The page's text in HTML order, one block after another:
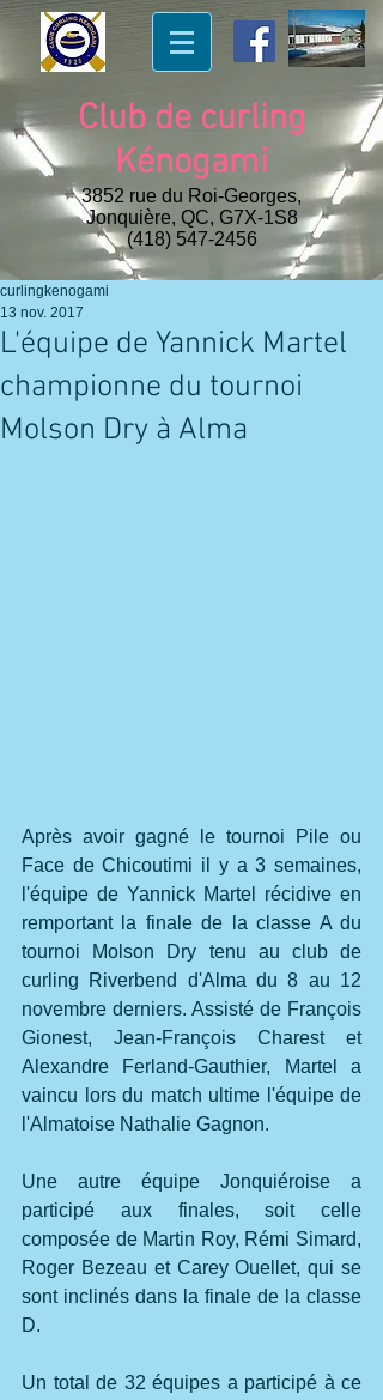
Club de curling
Kénogami
3852 rue du Roi-Georges,
Jonquière, QC, G7X-1S8
(418) 547-2456
L'équipe de Yannick Martel
championne du tournoi
Molson Dry à Alma
curlingkenogami
13 nov. 2017
Après avoir gagné le tournoi Pile ou
Face de Chicoutimi il y a 3 semaines,
l'équipe de Yannick Martel récidive en
remportant la finale de la classe A du
tournoi Molson Dry tenu au club de
curling Riverbend d'Alma du 8 au 12
novembre derniers. Assisté de François
Gionest, Jean-François Charest et
Alexandre Ferland-Gauthier, Martel a
vaincu lors du match ultime l'équipe de
l'Almatoise Nathalie Gagnon.
Une autre équipe Jonquiéroise a
participé aux finales, soit celle
composée de Martin Roy, Rémi Simard,
Roger Bezeau et Carey Ouellet, qui se
sont inclinés dans la finale de la classe
D.
Un total de 32 équipes a participé à ce